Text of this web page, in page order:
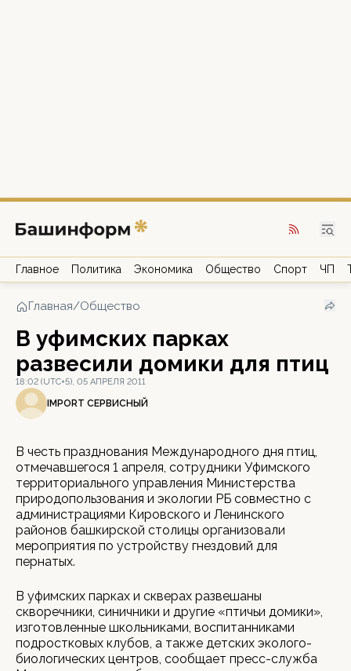
Главное Политика Экономика Общество Спорт ЧП
Главная/Общество
В уфимских парках
развесили домики для птиц
18:02 (UTC+5), 05 АПРЕЛЯ 2011
IMPORT СЕРВИСНЫЙ
В честь празднования Международного дня птиц,
отмечавшегося 1 апреля, сотрудники Уфимского
территориального управления Министерства
природопользования и экологии РБ совместно с
администрациями Кировского и Ленинского
районов башкирской столицы организовали
мероприятия по устройству гнездовий для
пернатых.
В уфимских парках и скверах развешаны
скворечники, синичники и другие «птичьи домики»,
изготовленные школьниками, воспитанниками
подростковых клубов, а также детских эколого-
биологических центров, сообщает пресс-служба